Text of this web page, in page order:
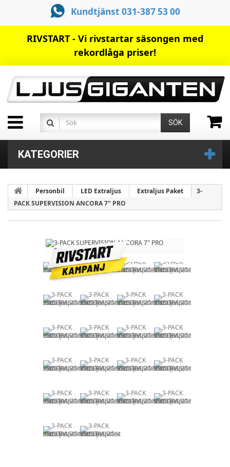
Kundtjänst 031-387 53 00
RIVSTART - Vi rivstartar säsongen med
rekordlåga priser!
SÖK
KATEGORIER
Personbil LED Extraljus Extraljus Paket
3-
PACK SUPERVISION ANCORA 7" PRO